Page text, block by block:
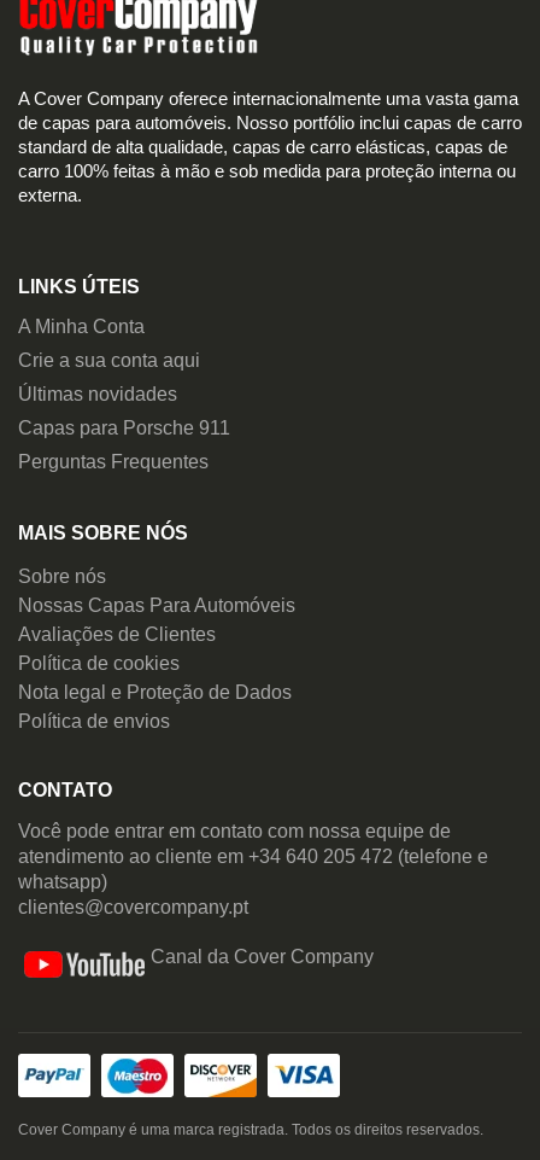
A Cover Company oferece internacionalmente uma vasta gama
de capas para automóveis. Nosso portfólio inclui capas de carro
standard de alta qualidade, capas de carro elásticas, capas de
carro 100% feitas à mão e sob medida para proteção interna ou
externa.
LINKS ÚTEIS
A Minha Conta
Crie a sua conta aqui
Últimas novidades
Capas para Porsche 911
Perguntas Frequentes
MAIS SOBRE NÓS
Sobre nós
Nossas Capas Para Automóveis
Avaliações de Clientes
Política de cookies
Nota legal e Proteção de Dados
Política de envios
CONTATO
Você pode entrar em contato com nossa equipe de
atendimento ao cliente em +34 640 205 472 (telefone e
whatsapp)
clientes@covercompany.pt
Canal da Cover Company
Cover Company é uma marca registrada. Todos os direitos reservados.